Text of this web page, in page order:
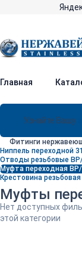
Главная
Узнайте Вашу
Фитинги
Ниппель переходной
Отводы резьбовые
Муфта переходная
Крестовина резьбовая
Муфты
Нет доступных
этой категории